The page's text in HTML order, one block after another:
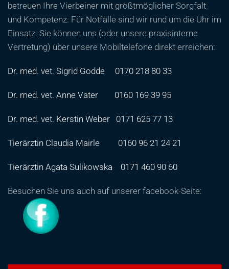
betreuen Ihre Vierbeiner mit größtmöglicher Sorgfalt
und Kompetenz. Für Notfälle sind wir rund um die Uhr im
Einsatz. Sie können uns (oder unsere praxisinterne
Vertretung) über unsere Mobiltelefone direkt erreichen:
Dr. med. vet. Sigrid Godde 0170 218 80 33
Dr. med. vet. Anne Vater 0160 169 39 95
Dr. med. vet. Kerstin Weber 0171 625 77 13
Tierärztin Claudia Mairle 0160 96 21 24 21
Tierärztin Agata Sulikowska 0171 460 90 60
Besuchen Sie uns auch auf unserer facebook-Seite: